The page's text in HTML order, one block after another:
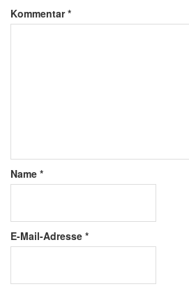
Kommentar*
Name *
E-Mail-Adresse *